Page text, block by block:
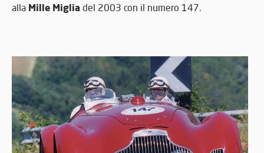
alla Mille Miglia del 2003 con il numero 147.